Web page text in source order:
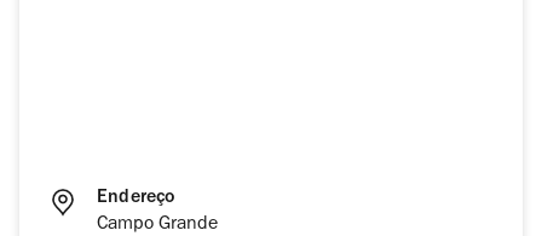
Endereço
Campo Grande